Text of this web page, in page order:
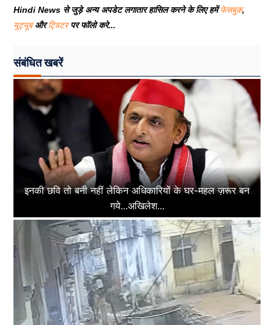
Hindi News से जुड़े अन्य अपडेट लगातार हासिल करने के लिए हमेंफेसबुक,
यूट्यूबऔरट्विटरपर फॉलो करे...
संबंधित खबरें
इनकी छवि तो बनी नहीं लेकिन अधिकारियों के घर-महल ज़रूर बन
गये...अखिलेश...